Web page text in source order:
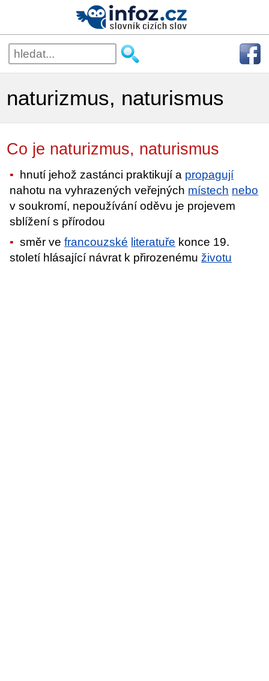
naturizmus, naturismus
Co je naturizmus, naturismus
hnutí jehož zastánci praktikují a propagují
nahotu na vyhrazených veřejných místech nebo
v soukromí, nepoužívání oděvu je projevem
sblížení s přírodou
směr vefrancouzské literatuře konce 19.
století hlásající návrat k přirozenémuživotu